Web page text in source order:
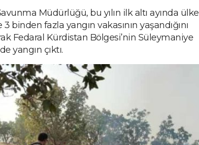
Müdürlüğü, bu yılın ilk altı ayında ülke
binden fazla yangın vakasının yaşandığını
Fedaral Kürdistan Bölgesi’nin Süleymaniye
yangın çıktı.